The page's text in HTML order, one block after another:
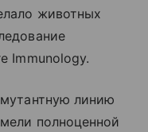
животных
Immunology.
линию
полноценной